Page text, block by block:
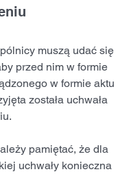
muszą udać się
przed nim w formie
w formie aktu
została uchwała
pamiętać, że dla
uchwały konieczna